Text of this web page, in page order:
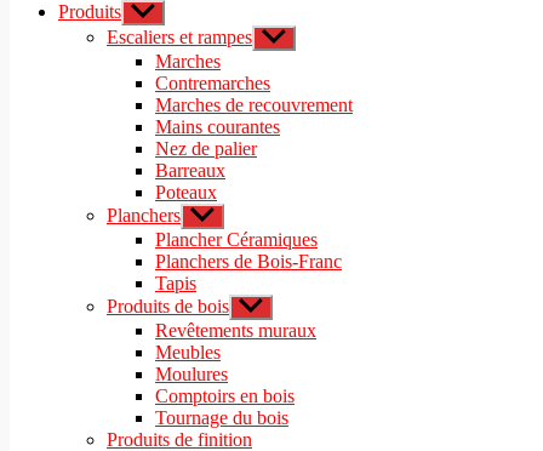
Produits Afficher
le
sous-
menu
Escaliers et rampes Afficher
le
menu
Marches
Contremarches
Marches de recouvrement
Mains courantes
Nez de palier
Barreaux
Poteaux
Planchers Afficher
le
sous-
menu
Plancher Céramiques
Planchers de Bois-Franc
Tapis
Produits de bois Afficher
le
sous-
Revêtements muraux
Meubles
Moulures
Comptoirs en bois
Tournage du bois
Produits de finition